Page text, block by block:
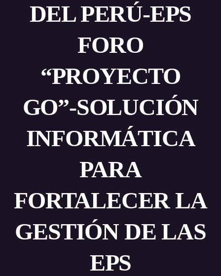
DEL PERÚ-EPS
FORO
“PROYECTO
GO”-SOLUCIÓN
INFORMÁTICA
PARA
FORTALECER LA
GESTIÓN DE LAS
EPS